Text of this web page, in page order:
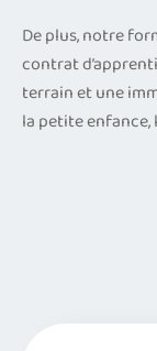
De plus, notre
contrat
terrain et une
la petite enfance,